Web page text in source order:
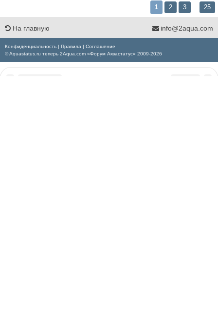
1 2 3 25
На главную info@2aqua.com
Конфиденциальность | Правила | Соглашение
© Aquastatus.ru теперь 2Aqua.com «Форум Аквастатус» 2009-2026